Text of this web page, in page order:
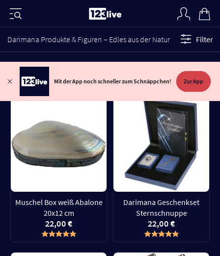
Darimana Produkte & Figuren – Edles aus der Natur Filter
Mit der App noch schneller zum Schnäppchen! Zur App
Muschel Box weiß Abalone
20x12 cm
22,00 €
Darimana Geschenkset
Sternschnuppe
22,00 €